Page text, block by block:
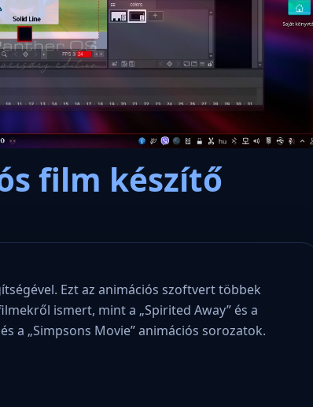
film készítő
Ezt az animációs szoftvert többek
ismert, mint a „Spirited Away” és a
a „Simpsons Movie” animációs sorozatok.
Microsoft odaadta a
az adatokat.